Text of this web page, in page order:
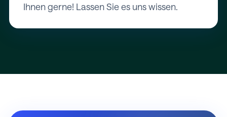
Ihnen gerne! Lassen Sie es uns wissen.